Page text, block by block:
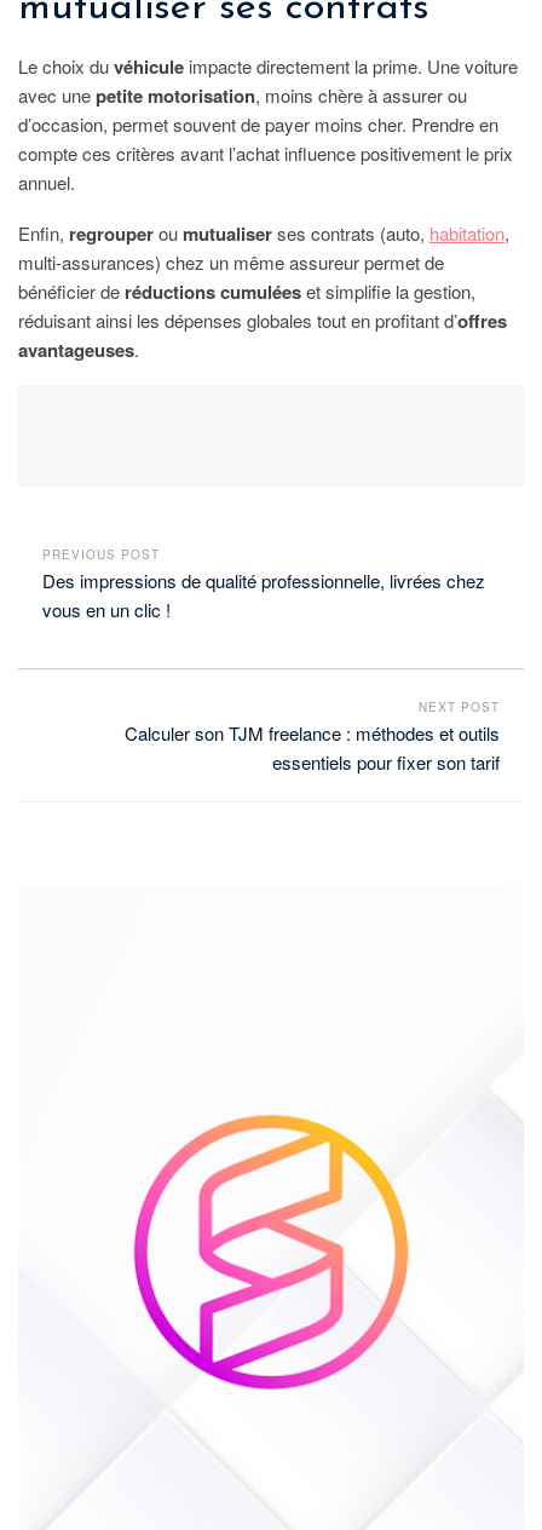
Le choix duvéhicule impacte directement la prime. Une voiture
avec unepetite motorisation, moins chère à assurer ou
d’occasion, permet souvent de payer moins cher. Prendre en
compte ces critères avant l’achat influence positivement le prix
annuel.
Enfin, regrouperou mutualiserses contrats (auto, habitation,
multi-assurances) chez un même assureur permet de
bénéficier de réductions cumuléeset simplifie la gestion,
réduisant ainsi les dépenses globales tout en profitant d’offres
avantageuses.
PREVIOUS POST
Des impressions de qualité professionnelle, livrées chez
vous en un clic !
NEXT POST
Calculer son TJM freelance : méthodes et outils
essentiels pour fixer son tarif